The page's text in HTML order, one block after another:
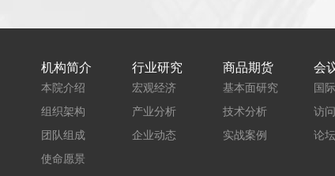
机构简介
本院介绍
组织架构
团队组成
使命愿景
行业研究
宏观经济
产业分析
企业动态
商品期货
基本面研究
技术分析
实战案例
会
国
访
论